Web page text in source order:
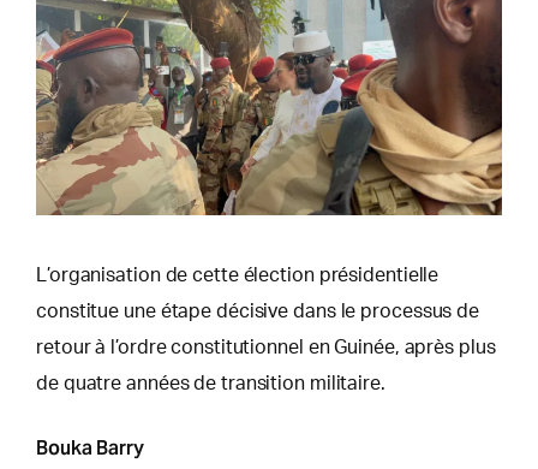
L’organisation de cette élection présidentielle
constitue une étape décisive dans le processus de
retour à l’ordre constitutionnel en Guinée, après plus
de quatre années de transition militaire.
Bouka Barry